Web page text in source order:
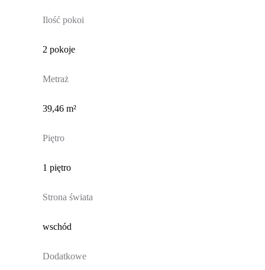
Ilość pokoi
2 pokoje
Metraż
39,46 m²
Piętro
1 piętro
Strona świata
wschód
Dodatkowe